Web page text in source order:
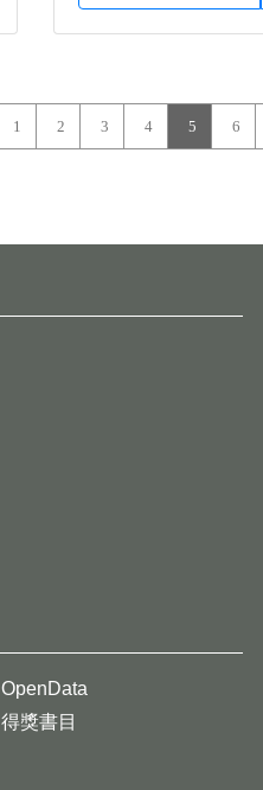
1 2 3 4 5 6
OpenData
得獎書目